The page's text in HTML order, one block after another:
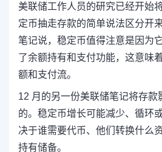
美联储工作人员的研究已经开始
定币抽走存款的简单说法区分开
笔记说，稳定币值得注意是因为
了余额持有和支付功能，这意味
额和支付流。
12 月的另一份美联储笔记将存款
的。稳定币增长可能减少、循环
决于谁需要代币、他们转换什么
持有储备。